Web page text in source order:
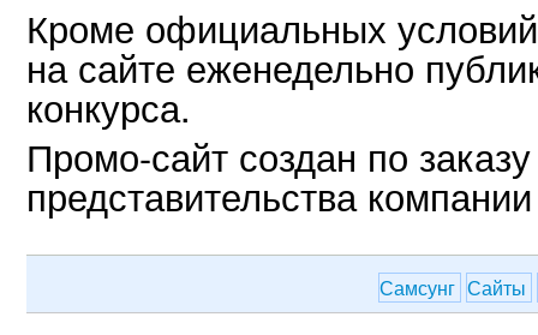
Кроме официальных
на сайте еженедельно
конкурса.
Промо-сайт создан по
представительства
Самсунг Сайты